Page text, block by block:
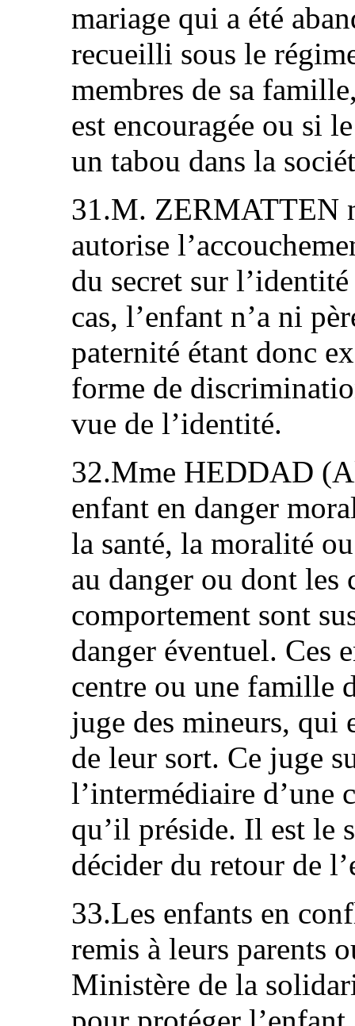
mariage qui a été
recueilli sous le
membres de sa
est encouragée ou si
un tabou dans la
31.M. ZERMATTEN
autorise
du secret sur
cas, l’enfant n’a ni
paternité étant donc
forme de
vue de l’identité.
32.Mme HEDDAD
enfant en danger
la santé, la moralité
au danger ou dont
comportement sont
danger éventuel. Ces
centre ou une famille
juge des mineurs, qui
de leur sort. Ce juge
l’intermédiaire d’une
qu’il préside. Il est le
décider du retour de
33.Les enfants en
remis à leurs parents
Ministère de la